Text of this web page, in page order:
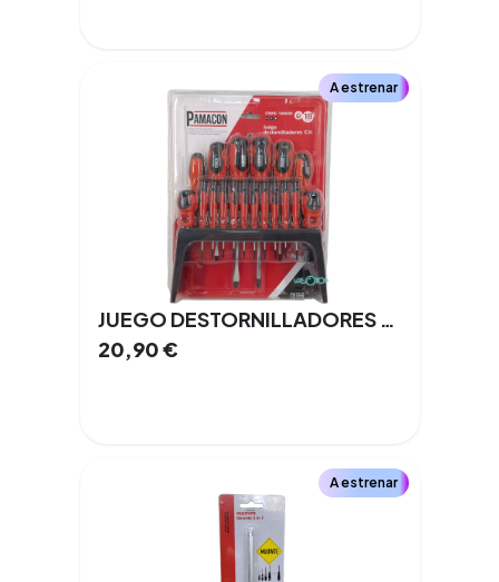
A estrenar
JUEGO DESTORNILLADORES PAMACON PM1048
20,90€
A estrenar